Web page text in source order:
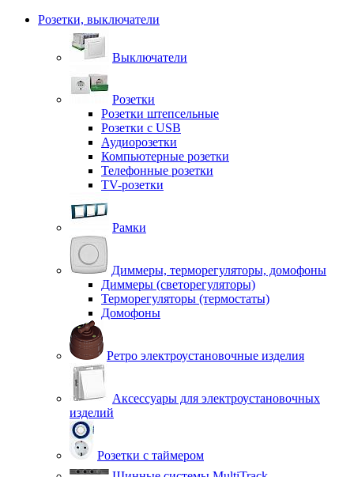
Розетки, выключатели
Выключатели
Розетки
Розетки штепсельные
Розетки с USB
Аудиорозетки
Компьютерные розетки
Телефонные розетки
TV-розетки
Рамки
Диммеры, терморегуляторы, домофоны
Диммеры (светорегуляторы)
Терморегуляторы (термостаты)
Домофоны
Ретро электроустановочные изделия
Аксессуары для электроустановочных
изделий
Розетки с таймером